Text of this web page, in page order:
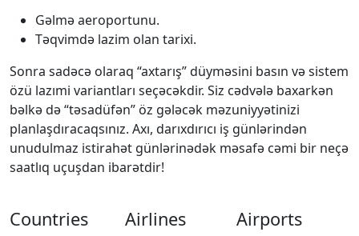
Gəlmə aeroportunu.
Təqvimdə lazim olan tarixi.
Sonra sadəcə olaraq “axtarış” düyməsini basın və sistem
özü lazımi variantları seçəcəkdir. Siz cədvələ baxarkən
bəlkə də “təsadüfən” öz gələcək məzuniyyətinizi
planlaşdıracaqsınız. Axı, darıxdırıcı iş günlərindən
unudulmaz istirahət günlərinədək məsafə cəmi bir neçə
saatlıq uçuşdan ibarətdir!
Countries Airlines Airports